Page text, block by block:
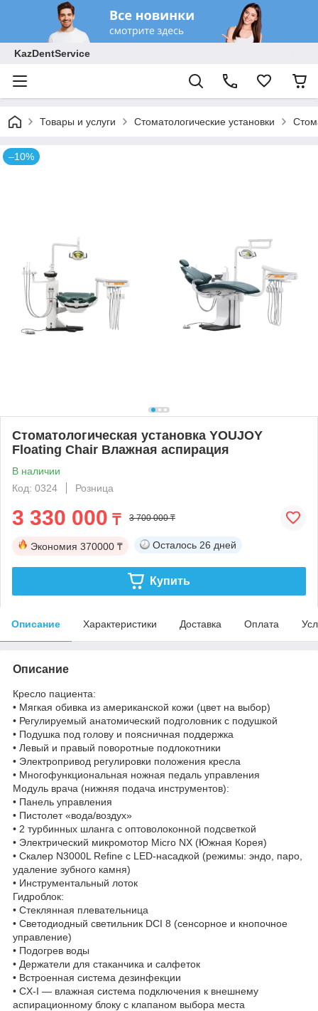
KazDentService
Товары и услуги Стоматологические установки
–10%
Стоматологическая установка YOUJOY
Floating Chair Влажная аспирация
В наличии
Код: 0324
Розница
3 330 000 ₸ 3 700 000 ₸
Экономия 370000 ₸ Осталось 26 дней
Купить
Описание Характеристики Доставка Оплата
Описание
Кресло пациента:
• Мягкая обивка из американской кожи (цвет на выбор)
• Регулируемый анатомический подголовник с подушкой
• Подушка под голову и поясничная поддержка
• Левый и правый поворотные подлокотники
• Электропривод регулировки положения кресла
• Многофункциональная ножная педаль управления
Модуль врача (нижняя подача инструментов):
• Панель управления
• Пистолет «вода/воздух»
• 2 турбинных шланга с оптоволоконной подсветкой
• Электрический микромотор Micro NX (Южная Корея)
• Скалер N3000L Refine с LED-насадкой (режимы: эндо, паро,
удаление зубного камня)
• Инструментальный лоток
Гидроблок:
• Стеклянная плевательница
• Светодиодный светильник DCI 8 (сенсорное и кнопочное
управление)
• Подогрев воды
• Держатели для стаканчика и салфеток
• Встроенная система дезинфекции
• CX-I — влажная система подключения к внешнему
аспирационному блоку с клапаном выбора места